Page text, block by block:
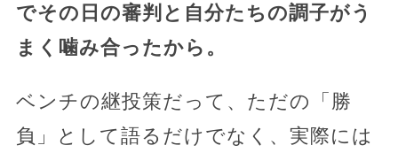
でその日の審判と自分たちの調子がう
まく噛み合ったから。
ベンチの継投策だって、ただの「勝
負」として語るだけでなく、実際には